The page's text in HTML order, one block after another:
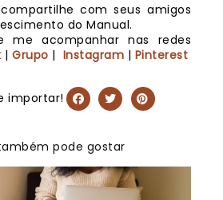
com seus amigos
do Manual.
me acompanhar nas redes
| Grupo | Instagram | Pinterest
importar!
pode gostar